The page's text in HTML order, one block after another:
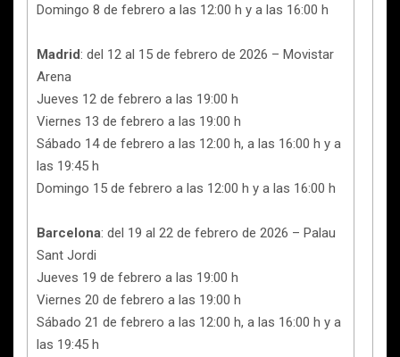
Domingo 8 de febrero a las 12:00 h y a las 16:00 h
Madrid: del 12 al 15 de febrero de 2026 – Movistar
Arena
Jueves 12 de febrero a las 19:00 h
Viernes 13 de febrero a las 19:00 h
Sábado 14 de febrero a las 12:00 h, a las 16:00 h y a
las 19:45 h
Domingo 15 de febrero a las 12:00 h y a las 16:00 h
Barcelona: del 19 al 22 de febrero de 2026 – Palau
Sant Jordi
Jueves 19 de febrero a las 19:00 h
Viernes 20 de febrero a las 19:00 h
Sábado 21 de febrero a las 12:00 h, a las 16:00 h y a
las 19:45 h